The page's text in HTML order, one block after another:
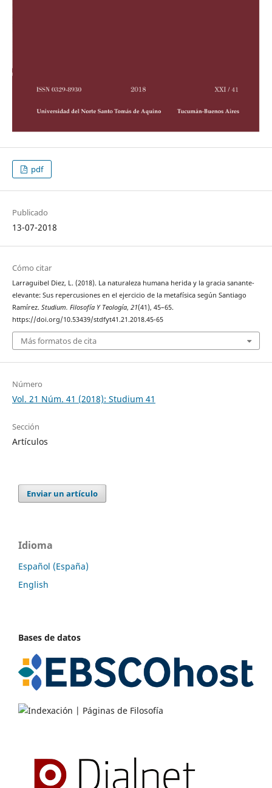
pdf
Publicado
13-07-2018
Cómo citar
Larraguibel Diez, L. (2018). La naturaleza humana herida y la gracia sanante-
elevante: Sus repercusiones en el ejercicio de la metafísica según Santiago
Ramírez. Studium. Filosofía Y Teología, 21(41), 45–65.
https://doi.org/10.53439/stdfyt41.21.2018.45-65
Más formatos de cita
Número
Vol. 21 Núm. 41 (2018): Studium 41
Sección
Artículos
Enviar un artículo
Idioma
Español (España)
English
Bases de datos